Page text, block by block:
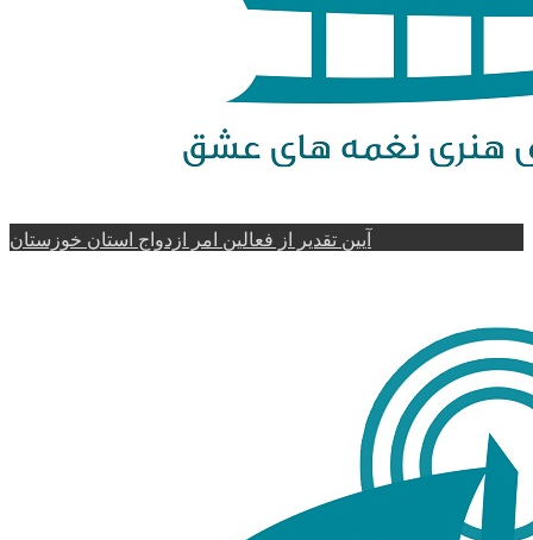
آیین تقدیر از فعالین امر ازدواج استان خوزستان